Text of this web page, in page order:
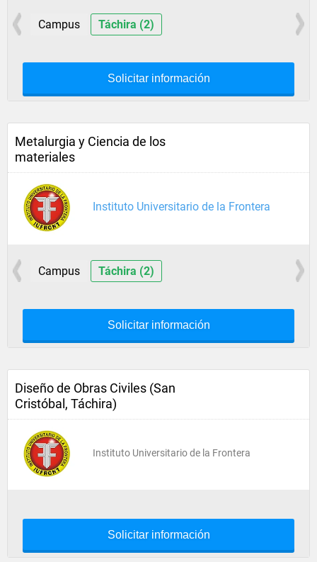
Campus Táchira (2)
Solicitar información
Metalurgia y Ciencia de los
materiales
Instituto Universitario de la Frontera
Campus Táchira (2)
Solicitar información
Diseño de Obras Civiles (San
Cristóbal, Táchira)
Instituto Universitario de la Frontera
Solicitar información